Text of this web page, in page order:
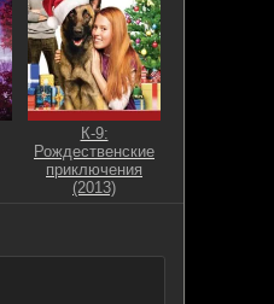
К-9:
Рождественские
приключения
(2013)